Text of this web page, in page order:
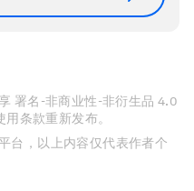
署名-非商业性-非衍生品 4.0
条款重新发布。
台，以上内容仅代表作者个